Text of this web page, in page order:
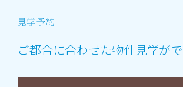
ご都合に合わせた物件見学が